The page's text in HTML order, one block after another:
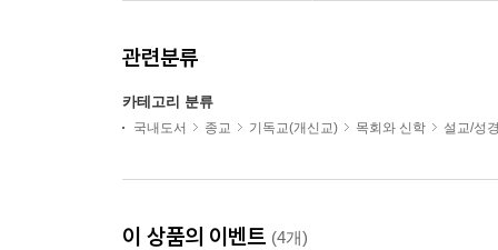
관련분류
카테고리 분류
국내도서 종교 기독교(개신교) 목회와 신학 설교/성
이 상품의 이벤트 (4개)